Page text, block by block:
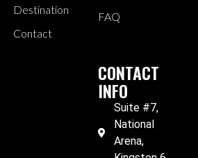
Destination
Contact
FAQ
CONTACT
INFO
Suite #7,
National
Arena,